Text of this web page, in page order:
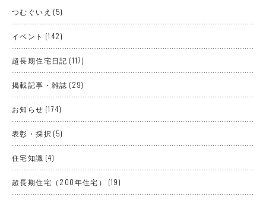
つむぐいえ (5)
イベント (142)
超長期住宅日記 (117)
掲載記事・雑誌 (29)
お知らせ (174)
表彰・採択 (5)
住宅知識 (4)
超長期住宅（200年住宅） (19)